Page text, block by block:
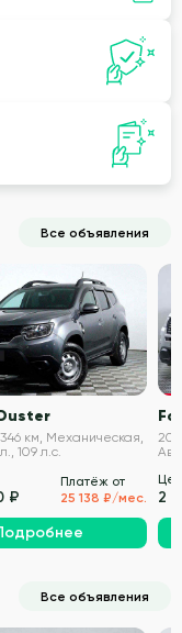
Все объявления
VIN проверен
346 км, Механическая,
109 л.с.
₽
Платёж от
25 138 ₽/мес.
2
Все объявления